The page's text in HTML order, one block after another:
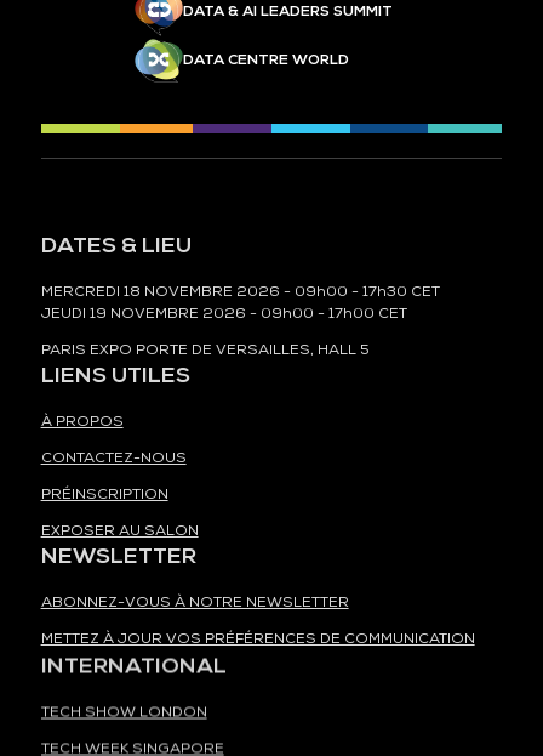
DATA & AI LEADERS SUMMIT
DATA CENTRE WORLD
DATES & LIEU
MERCREDI 18 NOVEMBRE 2026 - 09h00 - 17h30 CET
JEUDI 19 NOVEMBRE 2026 - 09h00 - 17h00 CET
PARIS EXPO PORTE DE VERSAILLES, HALL 5
LIENS UTILES
À PROPOS
CONTACTEZ-NOUS
PRÉINSCRIPTION
EXPOSER AU SALON
NEWSLETTER
ABONNEZ-VOUS À NOTRE NEWSLETTER
METTEZ À JOUR VOS PRÉFÉRENCES DE COMMUNICATION
INTERNATIONAL
TECH SHOW LONDON
TECH WEEK SINGAPORE